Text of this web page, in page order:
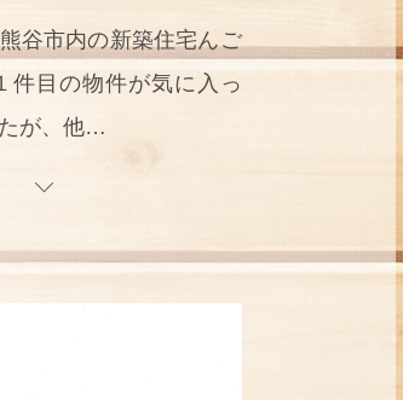
谷市内の新築住宅んご
件目の物件が気に入っ
が、他…